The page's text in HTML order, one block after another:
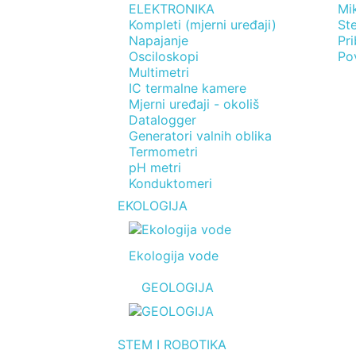
ELEKTRONIKA
Kompleti (mjerni uređaji)
Napajanje
Osciloskopi
Multimetri
IC termalne kamere
Mjerni uređaji - okoliš
Datalogger
Generatori valnih oblika
Termometri
pH metri
Konduktomeri
EKOLOGIJA
Ekologija vode
GEOLOGIJA
STEM I ROBOTIKA